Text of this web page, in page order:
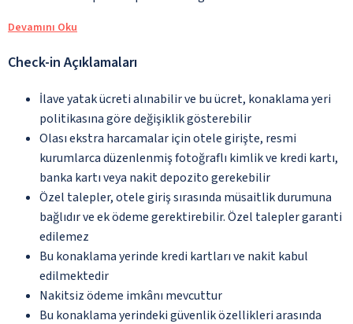
Devamını Oku
Check-in Açıklamaları
İlave yatak ücreti alınabilir ve bu ücret, konaklama yeri
politikasına göre değişiklik gösterebilir
Olası ekstra harcamalar için otele girişte, resmi
kurumlarca düzenlenmiş fotoğraflı kimlik ve kredi kartı,
banka kartı veya nakit depozito gerekebilir
Özel talepler, otele giriş sırasında müsaitlik durumuna
bağlıdır ve ek ödeme gerektirebilir. Özel talepler garanti
edilemez
Bu konaklama yerinde kredi kartları ve nakit kabul
edilmektedir
Nakitsiz ödeme imkânı mevcuttur
Bu konaklama yerindeki güvenlik özellikleri arasında